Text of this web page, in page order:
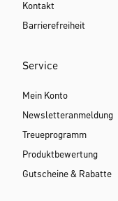
Kontakt
Barrierefreiheit
Service
Mein Konto
Newsletteranmeldung
Treueprogramm
Produktbewertung
Gutscheine & Rabatte